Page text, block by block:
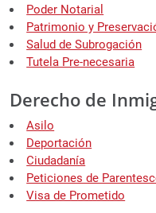
Poder Notarial
Patrimonio y
Salud de Subrogación
Tutela Pre-necesaria
Derecho de
Asilo
Deportación
Ciudadanía
Peticiones de
Visa de Prometido